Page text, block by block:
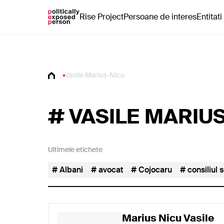
Rise ProjectPersoane de interes
Vasile Marius-Nicu
#VASILE
Ultimele etichete
Albani avocat Cojocaru consiliul
Marius Nicu Vasile